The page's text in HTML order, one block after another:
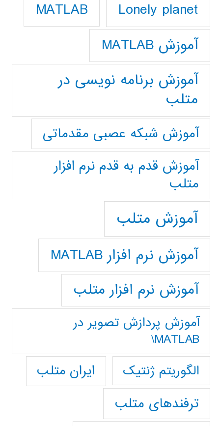
Lonely planet
MATLAB
آموزش MATLAB
آموزش برنامه نویسی در
متلب
آموزش شبکه عصبی مقدماتی
آموزش قدم به قدم نرم افزار
متلب
آموزش متلب
آموزش نرم افزار MATLAB
آموزش نرم افزار متلب
آموزش پردازش تصوير در
MATLAB\
الگوریتم ژنتیک
ایران متلب
ترفندهای متلب